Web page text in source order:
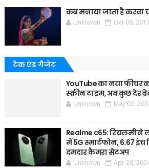
कब मनाया जाता है करवा
Unknown Oct 06, 2017
टेक एंड गैजेट
YouTube का नया फीचर
स्क्रीन टाइम, अब कुछ देर
Unknown May 02,
Realme c65: रियलमी ने
में 5G स्मार्टफोन, 6.67
दमदार कैमरा सेटअप
Unknown Apr 26,